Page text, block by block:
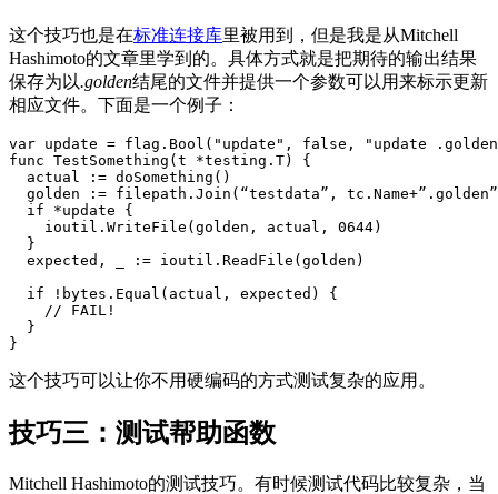
这个技巧也是在标准连接库里被用到，但是我是从Mitchell
Hashimoto的文章里学到的。具体方式就是把期待的输出结果
保存为以.golden结尾的文件并提供一个参数可以用来标示更新
相应文件。下面是一个例子：
var update = flag.Bool("update", false, "update
func TestSomething(t *testing.T) {
  actual := doSomething()
golden := filepath.Join(“testdata”,
  if *update {
    ioutil.WriteFile(golden, actual, 0644)
  }
  expected, _ := ioutil.ReadFile(golden)
  if !bytes.Equal(actual, expected) {
    // FAIL!
  }
}
这个技巧可以让你不用硬编码的方式测试复杂的应用。
技巧三：测试帮助函数
Mitchell Hashimoto的测试技巧。有时候测试代码比较复杂，当